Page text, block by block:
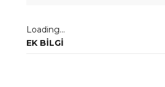
Loading...
EK BILGI